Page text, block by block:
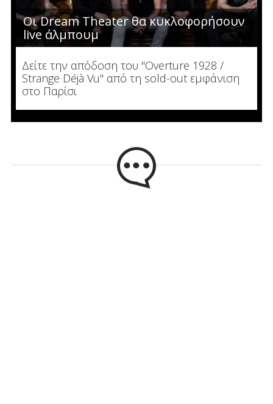
Οι Dream Theater θα κυκλοφορήσουν
live άλμπουμ
Δείτε την απόδοση του "Overture 1928 /
Strange Déjà Vu" από τη sold-out εμφάνιση
στο Παρίσι